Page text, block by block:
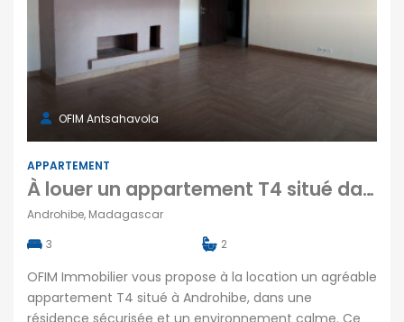
OFIM Antsahavola
APPARTEMENT
À louer un appartement T4 situé dans une résidence sécurisée à Androhibe Madagascar
Androhibe, Madagascar
3
2
OFIM Immobilier vous propose à la location un agréable
appartement T4 situé à Androhibe, dans une
résidence sécurisée et un environnement calme. Ce